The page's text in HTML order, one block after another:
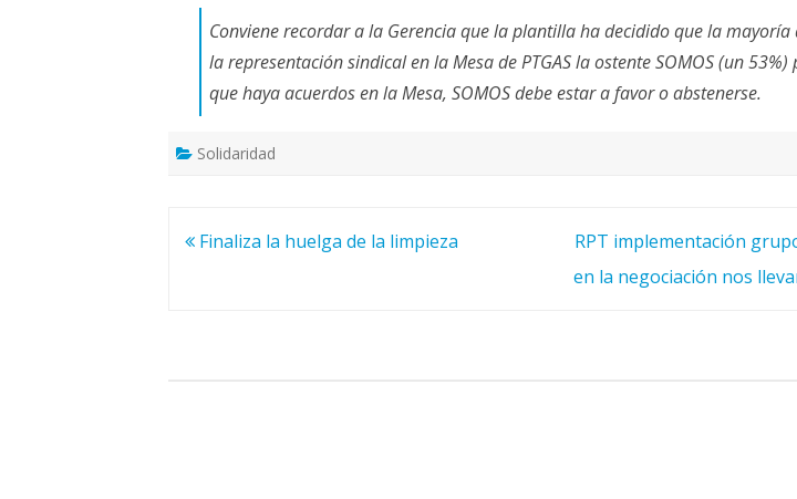
Conviene recordar a la Gerencia que la plantilla ha decidido que la mayoría
la representación sindical en la Mesa de PTGAS la ostente SOMOS (un
que haya acuerdos en la Mesa, SOMOS debe estar a favor o abstenerse.
Solidaridad
Navegación
Finaliza la huelga de la limpieza
RPT implementación
en la negociación nos